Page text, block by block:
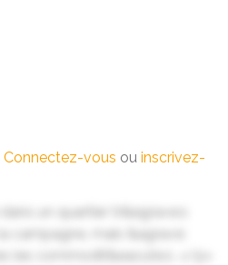
Connectez-vous ou inscrivez-